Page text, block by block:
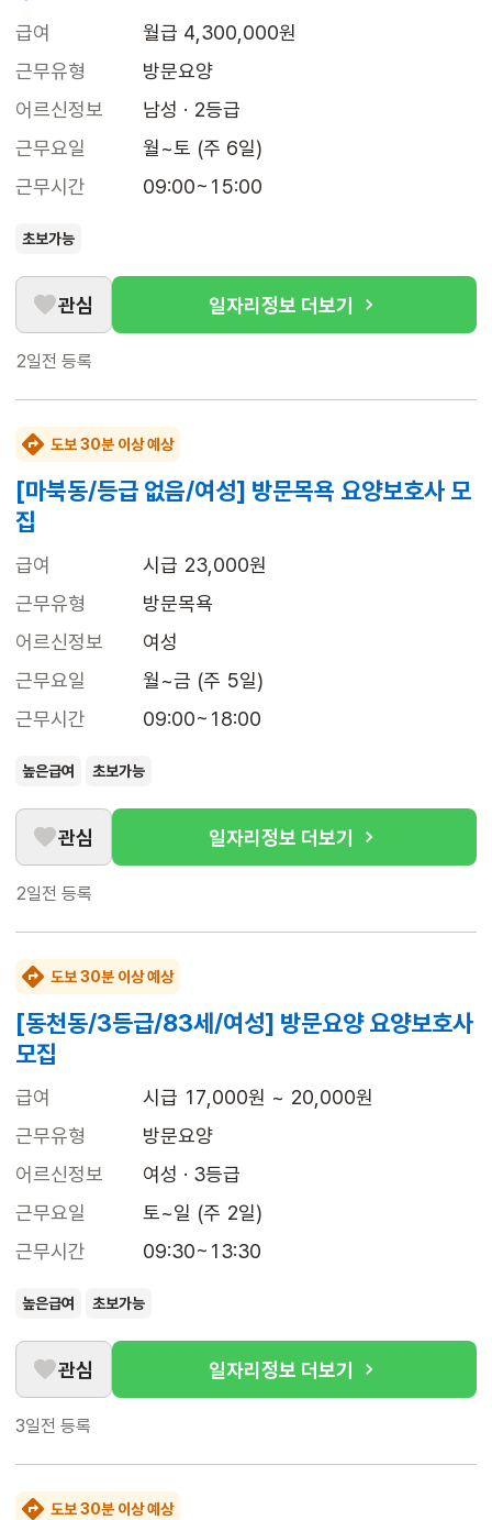
급여
월급 4,300,000원
근무유형
방문요양
어르신정보
남성 · 2등급
근무요일
월~토 (주 6일)
근무시간
09:00~15:00
초보가능
관심 일자리정보 더보기
2일전 등록
도보 30분 이상 예상
[마북동/등급 없음/여성] 방문목욕 요양보호사 모
집
급여
시급 23,000원
근무유형
방문목욕
어르신정보
여성
근무요일
월~금 (주 5일)
근무시간
09:00~18:00
높은급여 초보가능
관심 일자리정보 더보기
2일전 등록
도보 30분 이상 예상
[동천동/3등급/83세/여성] 방문요양 요양보호사
모집
급여
시급 17,000원 ~ 20,000원
근무유형
방문요양
어르신정보
여성 · 3등급
근무요일
토~일 (주 2일)
근무시간
09:30~13:30
높은급여 초보가능
관심 일자리정보 더보기
3일전 등록
도보 30분 이상 예상